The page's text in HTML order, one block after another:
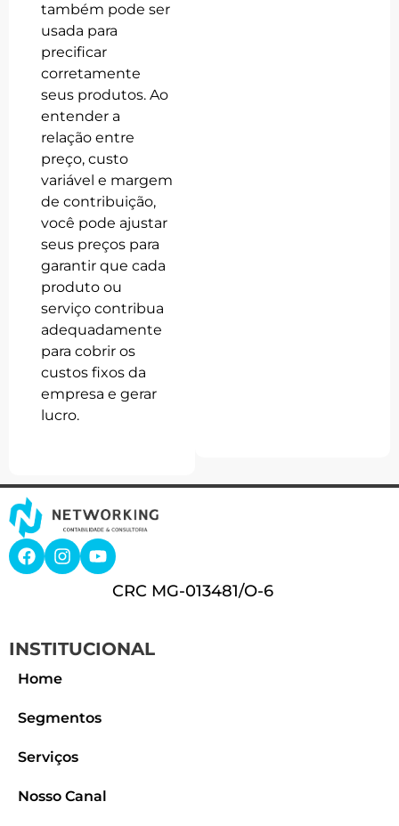
também pode ser
usada para
precificar
corretamente
seus produtos. Ao
entender a
relação entre
preço, custo
variável e margem
de contribuição,
você pode ajustar
seus preços para
garantir que cada
produto ou
serviço contribua
adequadamente
para cobrir os
custos fixos da
empresa e gerar
lucro.
CRC MG-013481/O-6
INSTITUCIONAL
Home
Segmentos
Serviços
Nosso Canal